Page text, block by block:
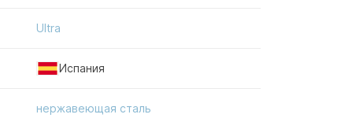
Ultra
Испания
нержавеющая сталь